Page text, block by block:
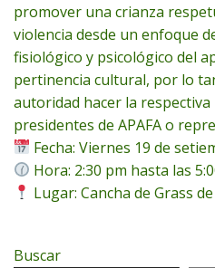
promover una crianza
violencia desde un enfoque
fisiológico y psicológico del
pertinencia cultural, por lo
autoridad hacer la
presidentes de APAFA o
Fecha: Viernes 19 de
Hora: 2:30 pm hasta las
Lugar: Cancha de Grass
Buscar